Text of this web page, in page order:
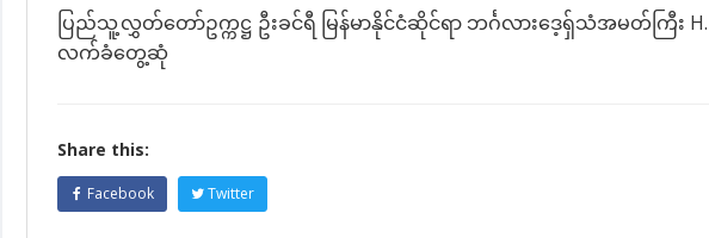
ပြည်သူ့လွှတ်တော်ဥက္ကဋ္ဌ ဦးခင်ရီ မြန်မာနိုင်ငံဆိုင်ရာ ဘင်္ဂလားဒေ့ရှ်သံအမတ်ကြီး
လက်ခံတွေ့ဆုံ
Share this:
Facebook Twitter